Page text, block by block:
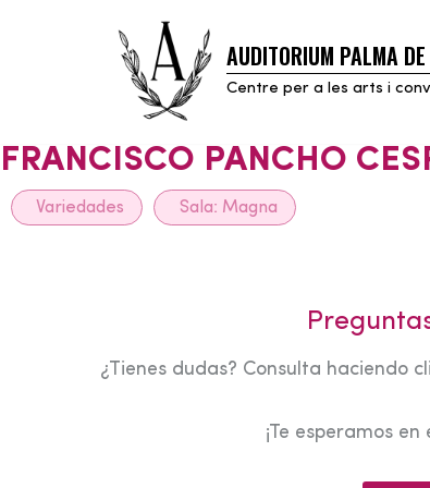
AUDITORIUM PALMA
Centre per a les arts i
FRANCISCO PANCHO
Variedades Sala: Magna
¿Tienes dudas? Consulta haciendo
¡Te esperamos en